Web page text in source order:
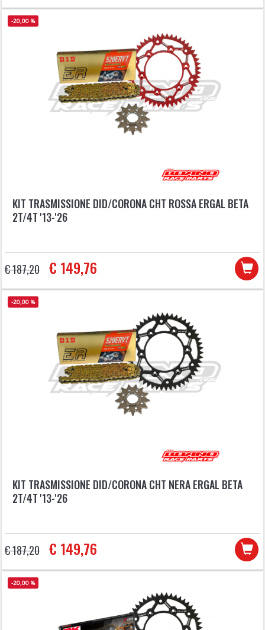
-20,00 %
KIT TRASMISSIONE DID/CORONA CHT ROSSA ERGAL BETA
2T/4T '13-'26
€ 187,20 € 149,76
-20,00 %
KIT TRASMISSIONE DID/CORONA CHT NERA ERGAL BETA
2T/4T '13-'26
€ 187,20 € 149,76
-20,00 %